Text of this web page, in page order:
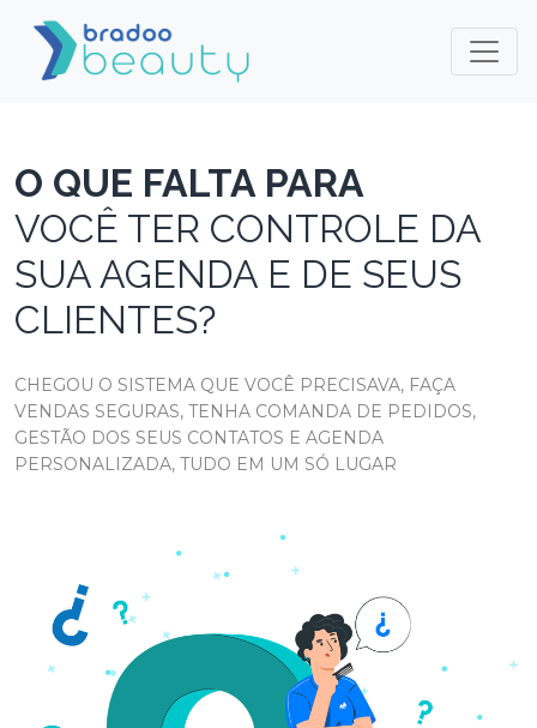
O QUE FALTA PARA
VOCÊ TER CONTROLE DA
SUA AGENDA E DE SEUS
CLIENTES?
CHEGOU O SISTEMA QUE VOCÊ PRECISAVA, FAÇA
VENDAS SEGURAS, TENHA COMANDA DE PEDIDOS,
GESTÃO DOS SEUS CONTATOS E AGENDA
PERSONALIZADA, TUDO EM UM SÓ LUGAR